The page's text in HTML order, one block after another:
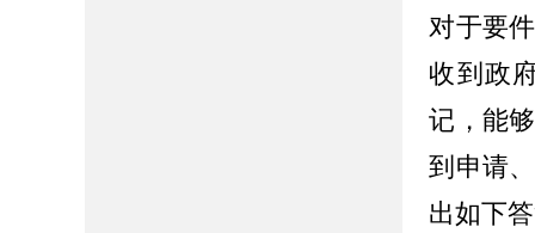
对于要
收到政
记，能
到申请
出如下